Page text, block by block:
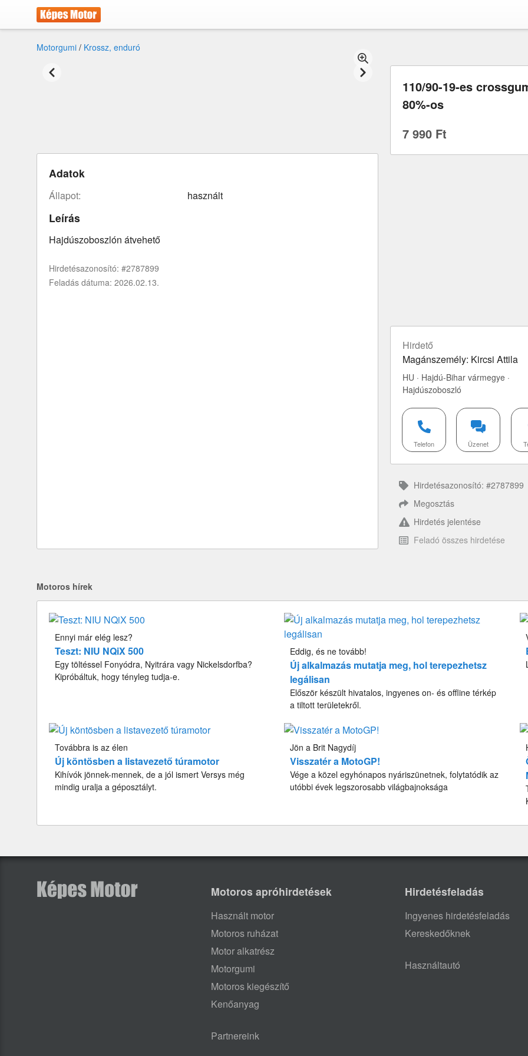
Motorgumi / Krossz, enduró
110/90-19-es
80%-os
7 990 Ft
Hirdető
Magánszemély: Kircsi Attila
HU · Hajdú-Bihar vármegye ·
Hajdúszoboszló
Telefon Üzenet
Hirdetésazonosító: #2787899
Megosztás
Hirdetés jelentése
Feladó összes hirdetése
Adatok
állapot: használt
Leírás
Hajdúszoboszlón átvehető
Hirdetésazonosító: #2787899
Feladás dátuma: 2026.02.13.
Motoros hírek
Ennyi már elég lesz?
Teszt: NIU NQiX 500
Egy töltéssel Fonyódra, Nyitrára vagy Nickelsdorfba?
Kipróbáltuk, hogy tényleg tudja-e.
Eddig, és ne tovább!
Új alkalmazás mutatja meg, hol terepezhetsz
legálisan
Először készült hivatalos, ingyenes on- és offline térkép
a tiltott területekről.
Továbbra is az élen
Új köntösben a listavezető túramotor
Kihívók jönnek-mennek, de a jól ismert Versys még
mindig uralja a géposztályt.
Jön a Brit Nagydíj
Visszatér a MotoGP!
Vége a közel egyhónapos nyáriszünetnek, folytatódik az
utóbbi évek legszorosabb világbajnoksága
Motoros apróhirdetések
Használt motor
Motoros ruházat
Motor alkatrész
Motorgumi
Motoros kiegészítő
Kenőanyag
Partnereink
Hirdetésfeladás
Ingyenes hirdetésfeladás
Kereskedőknek
Használtautó